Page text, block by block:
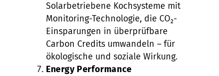
Solarbetriebene Kochsysteme mit
Monitoring-Technologie, die CO₂-
Einsparungen in überprüfbare
Carbon Credits umwandeln – für
ökologische und soziale Wirkung.
Energy Performance